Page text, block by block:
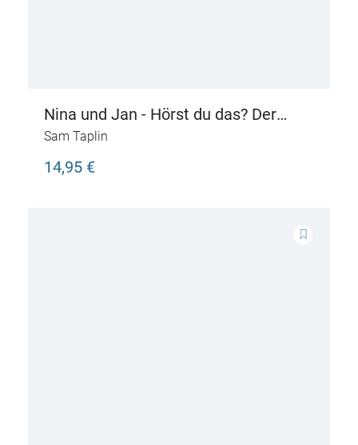
Nina und Jan - Hörst du das? Der
Traktor kommt
Sam Taplin
14,95 €